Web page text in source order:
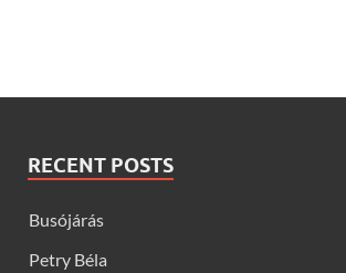
RECENT POSTS
Busójárás
Petry Béla